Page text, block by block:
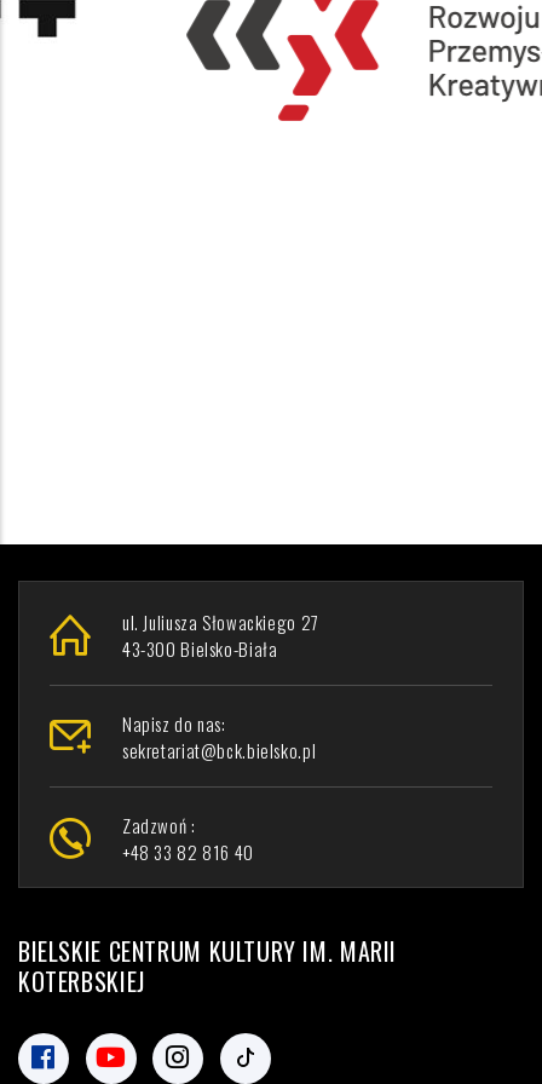
ul. Juliusza Słowackiego 27
43-300 Bielsko-Biała
Napisz do nas:
sekretariat@bck.bielsko.pl
Zadzwoń :
+48 33 82 816 40
BIELSKIE CENTRUM KULTURY IM. MARII
KOTERBSKIEJ